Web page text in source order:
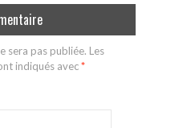
sera pas publiée. Les
indiqués avec*